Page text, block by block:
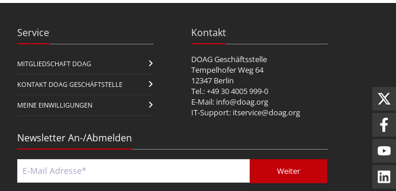
Service
MITGLIEDSCHAFT DOAG
KONTAKT DOAG GESCHÄFTSTELLE
MEINE EINWILLIGUNGEN
Kontakt
DOAG Geschäftsstelle
Tempelhofer Weg 64
12347 Berlin
Tel.: +49 30 4005 999-0
E-Mail: info@doag.org
IT-Support: itservice@doag.org
Newsletter An-/Abmelden
Weiter